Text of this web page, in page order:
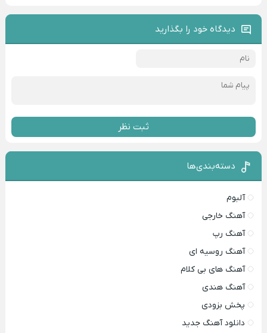
دیدگاه خود را بگذارید
ثبت نظر
دسته‌بندی‌ها
آلبوم
آهنگ خارجی
آهنگ رپ
آهنگ روسیه ای
آهنگ های بی کلام
آهنگ هندی
پخش بزودی
دانلود آهنگ جدید